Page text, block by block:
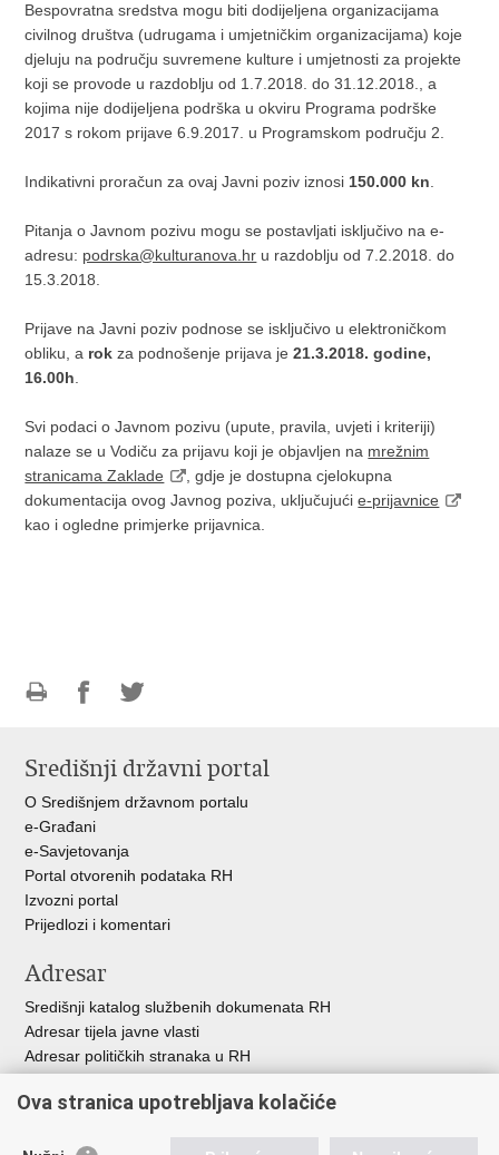
Bespovratna sredstva mogu biti dodijeljena organizacijama
civilnog društva (udrugama i umjetničkim organizacijama) koje
djeluju na području suvremene kulture i umjetnosti za projekte
koji se provode u razdoblju od 1.7.2018. do 31.12.2018., a
kojima nije dodijeljena podrška u okviru Programa podrške
2017 s rokom prijave 6.9.2017. u Programskom području 2.
Indikativni proračun za ovaj Javni poziv iznosi 150.000 kn
Pitanja o Javnom pozivu mogu se postavljati isključivo na e-
adresu: podrska@kulturanova.hr u razdoblju od 7.2.2018. do
15.3.2018.
Prijave na Javni poziv podnose se isključivo u elektroničkom
obliku, a rok za podnošenje prijava je21.3.2018. godine,
16.00h
Svi podaci o Javnom pozivu (upute, pravila, uvjeti i kriteriji)
nalaze se u Vodiču za prijavu koji je objavljen na mrežnim
stranicama Zaklade
, gdje je dostupna cjelokupna
dokumentacija ovog Javnog poziva, uključujućie-prijavnice
kao i ogledne primjerke prijavnica.
FacebookuTwitteru
Središnji državni portal
O Središnjem državnom portalu
e-Građani
e-Savjetovanja
Portal otvorenih podataka RH
Izvozni portal
Prijedlozi i komentari
Adresar
Središnji katalog službenih dokumenata RH
Adresar tijela javne vlasti
Adresar političkih stranaka u RH
Besplatni telefoni javne uprave
Ova stranica upotrebljava kolačiće